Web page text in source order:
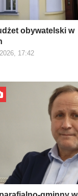
obywatelski w
17:42